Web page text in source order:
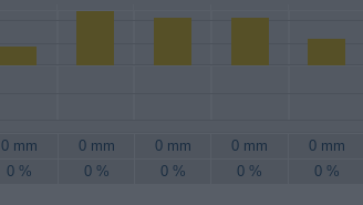
0 mm 0 mm 0 mm 0 mm 0 mm
0 % 0 % 0 % 0 % 0 %